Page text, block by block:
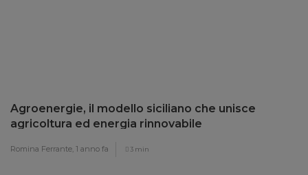
Agroenergie, il modello siciliano che unisce
agricoltura ed energia rinnovabile
Romina Ferrante, 1 anno fa 3 min